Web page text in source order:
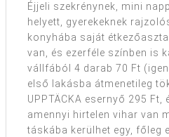
Éjjeli szekrénynek, mini
helyett, gyerekeknek
konyhába saját
van, és ezerféle színben is
vállfából 4 darab 70 Ft
első lakásba átmenetileg
UPPTÄCKA esernyő 295
amennyi hirtelen vihar van
táskába kerülhet egy, főleg